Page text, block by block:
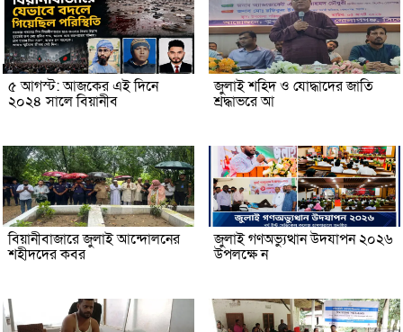
৫ আগস্ট: আজকের এই দিনে
২০২৪ সালে বিয়ানীব
জুলাই শহিদ ও যোদ্ধাদের জাতি
শ্রদ্ধাভরে আ
বিয়ানীবাজারে জুলাই আন্দোলনের
শহীদদের কবর
জুলাই গণঅভ্যুত্থান উদযাপন ২০২৬
উপলক্ষে ন